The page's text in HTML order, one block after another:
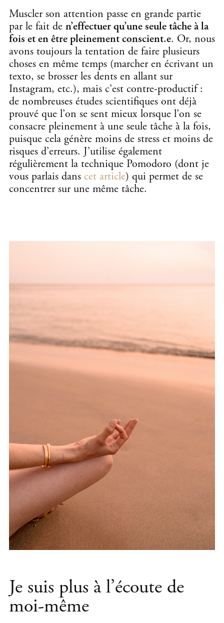
Muscler son attention passe en grande partie
par le fait de n’effectuer qu’une seule tâche à la
fois et en être pleinement conscient.e. Or, nous
avons toujours la tentation de faire plusieurs
choses en même temps (marcher en écrivant un
texto, se brosser les dents en allant sur
Instagram, etc.), mais c’est contre-productif :
de nombreuses études scientifiques ont déjà
prouvé que l’on se sent mieux lorsque l’on se
consacre pleinement à une seule tâche à la fois,
puisque cela génère moins de stress et moins de
risques d’erreurs. J’utilise également
régulièrement la technique Pomodoro (dont je
vous parlais dans cet article) qui permet de se
concentrer sur une même tâche.
Je suis plus à l’écoute de
moi-même